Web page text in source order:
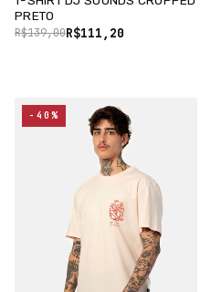
PRETO
R$111,20
R$139,00
-40%